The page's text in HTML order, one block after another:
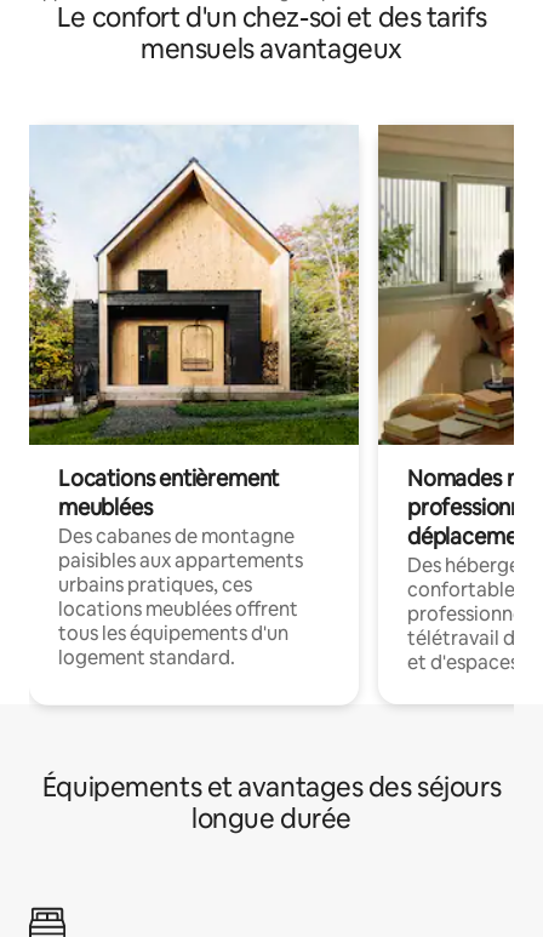
Le confort d'un chez-soi et des tarifs
mensuels avantageux
Locations entièrement
meublées
Des cabanes de montagne
paisibles aux appartements
urbains pratiques, ces
locations meublées offrent
tous les équipements d'un
logement standard.
Nomades
déplacement
Des
confortables
professionnels
télétravail
et d'espaces
Équipements et avantages des séjours
longue durée